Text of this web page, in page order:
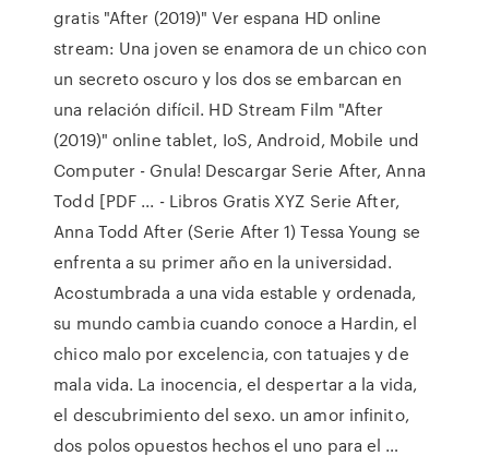
gratis "After (2019)" Ver espana HD online
stream: Una joven se enamora de un chico con
un secreto oscuro y los dos se embarcan en
una relación difícil. HD Stream Film "After
(2019)" online tablet, IoS, Android, Mobile und
Computer - Gnula! Descargar Serie After, Anna
Todd [PDF ... - Libros Gratis XYZ Serie After,
Anna Todd After (Serie After 1) Tessa Young se
enfrenta a su primer año en la universidad.
Acostumbrada a una vida estable y ordenada,
su mundo cambia cuando conoce a Hardin, el
chico malo por excelencia, con tatuajes y de
mala vida. La inocencia, el despertar a la vida,
el descubrimiento del sexo. un amor infinito,
dos polos opuestos hechos el uno para el …